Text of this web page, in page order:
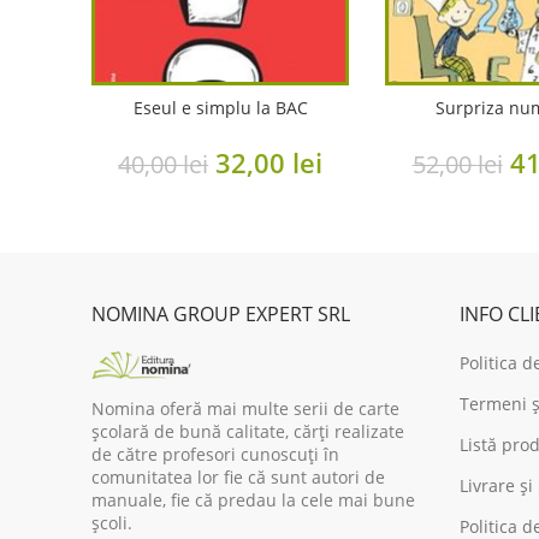
Eseul e simplu la BAC
40,00lei Original
32,00 lei Current
Surpriza
52,00lei
NOMINA GROUP EXPERT SRL
Nomina oferă mai multe serii de carte
școlară de bună calitate, cărți realizate
de către profesori cunoscuți în
comunitatea lor fie că sunt autori de
manuale, fie că predau la cele mai bune
școli.
INFO
Politica
Termeni
Listă
Livrare și
Politica